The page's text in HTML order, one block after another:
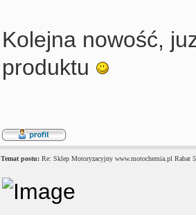
Kolejna nowość,
produktu
Temat postu: Re: Sklep Motoryzacyjny www.motochemia.pl Rabat